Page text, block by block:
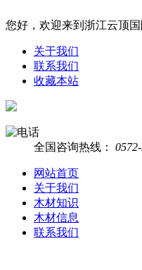
您好，欢迎来到浙江云顶
关于我们
联系我们
收藏本站
全国咨询热线：
网站首页
关于我们
木材知识
木材信息
联系我们